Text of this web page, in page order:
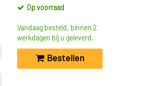
Op voorraad
Vandaag besteld, binnen 2
werkdagen bij u geleverd.
Bestellen